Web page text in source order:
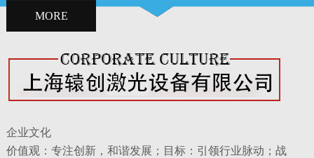
MORE
企业文化
价值观：专注创新，和谐发展；目标：引领行业脉动；战